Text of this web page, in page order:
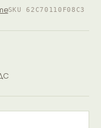
SKU 62C70110F08C3